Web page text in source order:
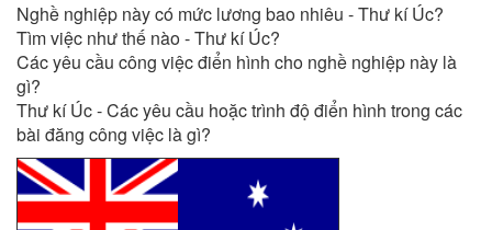
Nghề nghiệp này có mức lương bao nhiêu - Thư kí Úc?
Tìm việc như thế nào - Thư kí Úc?
Các yêu cầu công việc điển hình cho nghề nghiệp này là
gì?
Thư kí Úc - Các yêu cầu hoặc trình độ điển hình trong các
bài đăng công việc là gì?